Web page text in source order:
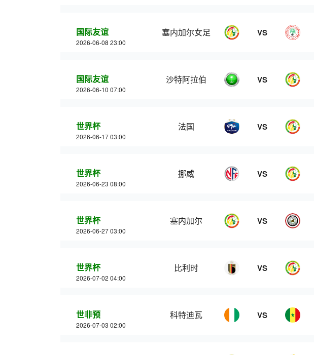
国际友谊
2026-06-08 23:00
塞内加尔女足 VS
国际友谊
2026-06-10 07:00
沙特阿拉伯 VS
世界杯
2026-06-17 03:00
法国 VS
世界杯
2026-06-23 08:00
挪威 VS
世界杯
2026-06-27 03:00
塞内加尔 VS
世界杯
2026-07-02 04:00
比利时 VS
世非预
2026-07-03 02:00
科特迪瓦 VS